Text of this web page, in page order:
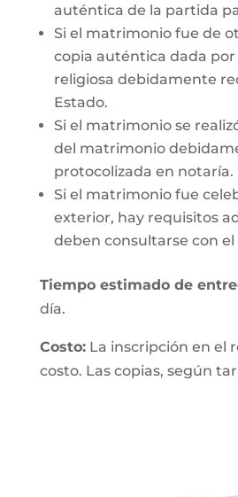
auténtica de la partida
Si el matrimonio fue de
copia auténtica dada por
religiosa debidamente
Estado.
Si el matrimonio se
del matrimonio
protocolizada en notaría.
Si el matrimonio fue
exterior, hay requisitos
deben consultarse con
Tiempo estimado de
día.
Costo:La inscripción en el
costo. Las copias, según